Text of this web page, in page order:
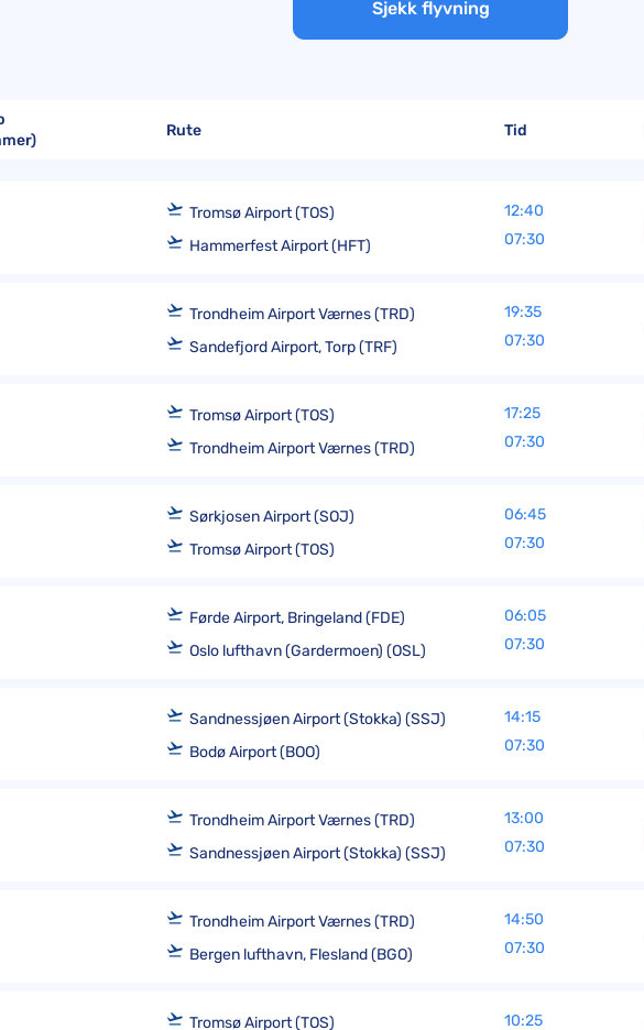
TUI kompensasjon
Pakkereiseloven og flyforsinkelser
Sjekk flyvning
Rute Tid
Tromsø Airport (TOS)
Hammerfest Airport (HFT)
12:40
07:30
Trondheim Airport Værnes (TRD)
Sandefjord Airport, Torp (TRF)
19:35
07:30
Tromsø Airport (TOS)
Trondheim Airport Værnes (TRD)
17:25
07:30
Sørkjosen Airport (SOJ)
Tromsø Airport (TOS)
06:45
07:30
Førde Airport, Bringeland (FDE)
Oslo lufthavn (Gardermoen) (OSL)
06:05
07:30
Sandnessjøen Airport (Stokka) (SSJ)
Bodø Airport (BOO)
14:15
07:30
Trondheim Airport Værnes (TRD)
Sandnessjøen Airport (Stokka) (SSJ)
13:00
07:30
Trondheim Airport Værnes (TRD)
Bergen lufthavn, Flesland (BGO)
14:50
07:30
Tromsø Airport (TOS)
10:25